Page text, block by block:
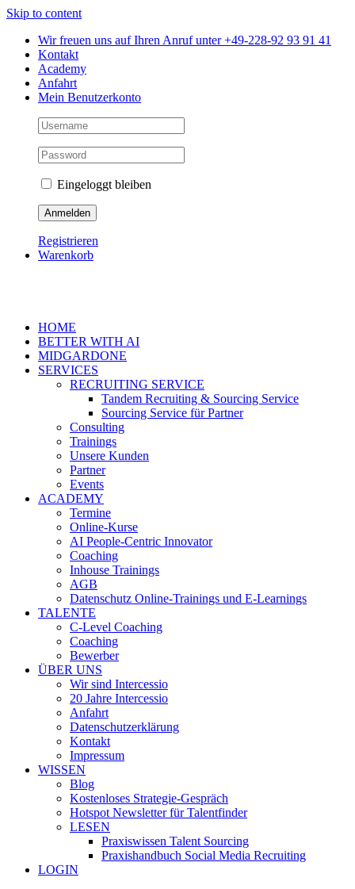
Skip to content
Wir freuen uns auf Ihren Anruf unter +49-228-92 93 91 41
Kontakt
Academy
Anfahrt
Mein Benutzerkonto
Eingeloggt bleiben
Registrieren
Warenkorb
HOME
BETTER WITH AI
MIDGARDONE
SERVICES
RECRUITING SERVICE
Tandem Recruiting & Sourcing Service
Sourcing Service für Partner
Consulting
Trainings
Unsere Kunden
Partner
Events
ACADEMY
Termine
Online-Kurse
AI People-Centric Innovator
Coaching
Inhouse Trainings
AGB
Datenschutz Online-Trainings und E-Learnings
TALENTE
C-Level Coaching
Coaching
Bewerber
ÜBER UNS
Wir sind Intercessio
20 Jahre Intercessio
Anfahrt
Datenschutzerklärung
Kontakt
Impressum
WISSEN
Blog
Kostenloses Strategie-Gespräch
Hotspot Newsletter für Talentfinder
LESEN
Praxiswissen Talent Sourcing
Praxishandbuch Social Media Recruiting
LOGIN